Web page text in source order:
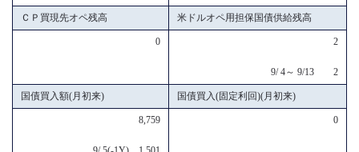
ＣＰ買現先オペ残高 米ドルオペ用担保国債供給残高
0 2
9/ 4～ 9/13 2
国債買入額(月初来) 国債買入(固定利回)(月初来)
8,759 0